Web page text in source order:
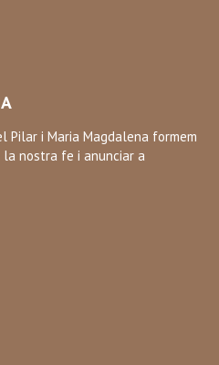
Pilar i Maria Magdalena formem
nostra fe i anunciar a